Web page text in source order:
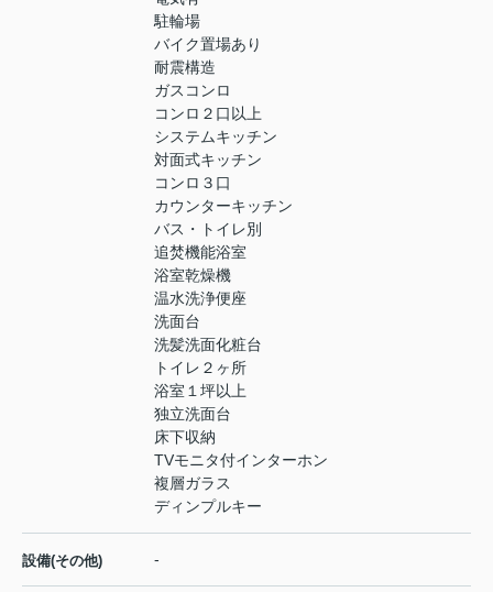
駐輪場
バイク置場あり
耐震構造
ガスコンロ
コンロ２口以上
システムキッチン
対面式キッチン
コンロ３口
カウンターキッチン
バス・トイレ別
追焚機能浴室
浴室乾燥機
温水洗浄便座
洗面台
洗髪洗面化粧台
トイレ２ヶ所
浴室１坪以上
独立洗面台
床下収納
TVモニタ付インターホン
複層ガラス
ディンプルキー
設備(その他) -